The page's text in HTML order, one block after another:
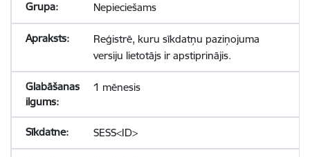
Nepieciešams
Reģistrē, kuru sīkdatņu paziņojuma
versiju lietotājs ir apstiprinājis.
1 mēnesis
SESS<ID>